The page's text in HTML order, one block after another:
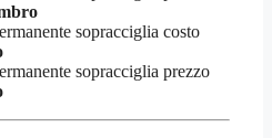
sopracciglia costo
sopracciglia prezzo